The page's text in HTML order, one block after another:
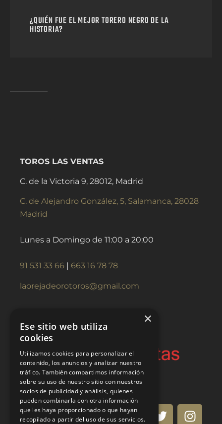
¿QUIÉN FUE EL MEJOR TORERO NEGRO DE LA
HISTORIA?
TOROS LAS VENTAS
C. de la Victoria 9, 28012, Madrid
C. de Alejandro González, 5, Salamanca, 28028
Madrid
Lunes a Domingo de 11:00 a 20:00
91 531 33 66 663 16 78 78
laorejadeorotoros@gmail.com
×
Ese sitio web utiliza
cookies
Utilizamos cookies para personalizar el
contenido, los anuncios y analizar nuestro
tráfico. También compartimos información
sobre su uso de nuestro sitio con nuestros
socios de publicidad y análisis, quienes
pueden combinarla con otra información
que les haya proporcionado o que hayan
recopilado a partir del uso de sus servicios.